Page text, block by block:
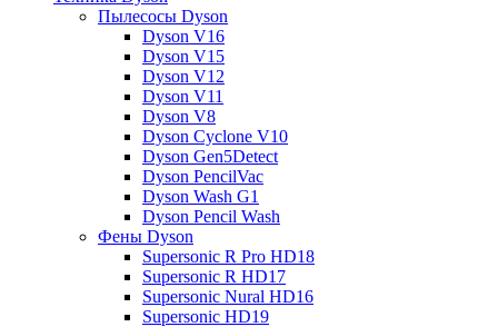
Пылесосы Dyson
Dyson V16
Dyson V15
Dyson V12
Dyson V11
Dyson V8
Dyson Cyclone V10
Dyson Gen5Detect
Dyson PencilVac
Dyson Wash G1
Dyson Pencil Wash
Фены Dyson
Supersonic R Pro HD18
Supersonic R HD17
Supersonic Nural HD16
Supersonic HD19